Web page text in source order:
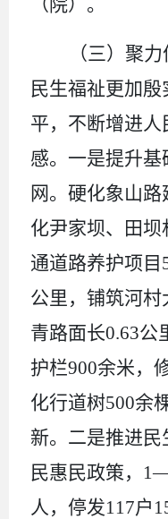
（三） 聚力
民生福祉更加殷
平，不断增进
感。一是提升基
网。硬化象山
化尹家坝、田坝
通道路养护项目
公里，铺筑河
青路面长0.63公
护栏900余米，
化行道树500余
新。 二是推进民
民惠民政策， 1
人，停发117户